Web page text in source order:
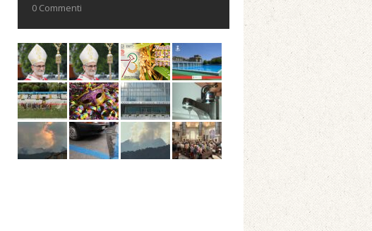
0 Commenti